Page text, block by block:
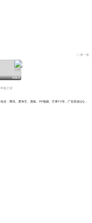
换一换
36集全
极之谜
含：腾讯、爱奇艺、搜狐、PP视频、芒果TV等，广告投放QQ：